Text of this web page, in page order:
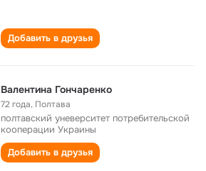
Добавить в друзья
Валентина Гончаренко
72 года, Полтава
полтавский уневерситет потребительской
кооперации Украины
Добавить в друзья